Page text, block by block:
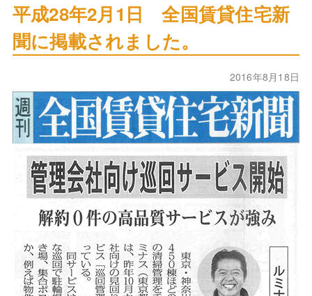
平成28年2月1日 全国賃貸住宅新
聞に掲載されました。
2016年8月18日